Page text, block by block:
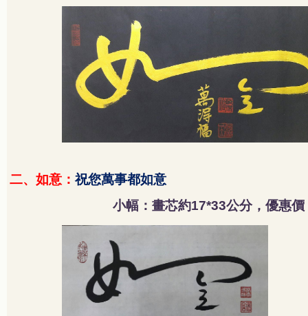
二、如意：祝您萬事都如意
小幅：畫芯約17*33公分，優惠價